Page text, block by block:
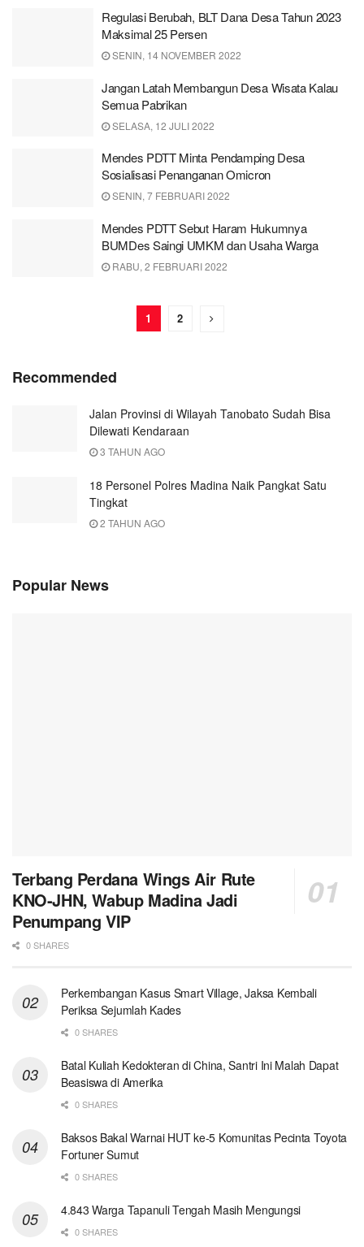
Regulasi Berubah, BLT Dana Desa Tahun 2023
Maksimal 25 Persen
SENIN, 14 NOVEMBER 2022
Jangan Latah Membangun Desa Wisata Kalau
Semua Pabrikan
SELASA, 12 JULI 2022
Mendes PDTT Minta Pendamping Desa
Sosialisasi Penanganan Omicron
SENIN, 7 FEBRUARI 2022
Mendes PDTT Sebut Haram Hukumnya
BUMDes Saingi UMKM dan Usaha Warga
RABU, 2 FEBRUARI 2022
1 2
Recommended
Jalan Provinsi di Wilayah Tanobato Sudah Bisa
Dilewati Kendaraan
3 TAHUN AGO
18 Personel Polres Madina Naik Pangkat Satu
Tingkat
2 TAHUN AGO
Popular News
Terbang Perdana Wings Air Rute
KNO-JHN, Wabup Madina Jadi
Penumpang VIP
0 SHARES
Perkembangan Kasus Smart Village, Jaksa Kembali
Periksa Sejumlah Kades
0 SHARES
Batal Kuliah Kedokteran di China, Santri Ini Malah Dapat
Beasiswa di Amerika
0 SHARES
Baksos Bakal Warnai HUT ke-5 Komunitas Pecinta Toyota
Fortuner Sumut
0 SHARES
4.843 Warga Tapanuli Tengah Masih Mengungsi
0 SHARES